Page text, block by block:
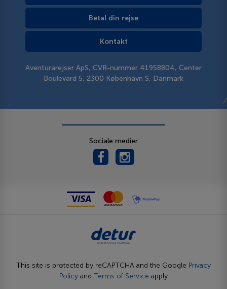
Betal din rejse
Kontakt
Aventurarejser ApS, CVR-nummer 41958804, Center
Boulevard 5, 2300 København S, Danmark
Sociale medier
This site is protected by reCAPTCHA and the Google Privacy
Policy and Terms of Service apply